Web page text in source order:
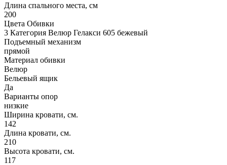
Длина спального места, см
200
Цвета Обивки
3 Категория Велюр Гелакси 605 бежевый
Подъемный механизм
прямой
Материал обивки
Велюр
Бельевый ящик
Да
Варианты опор
низкие
Ширина кровати, см.
142
Длина кровати, см.
210
Высота кровати, см.
117